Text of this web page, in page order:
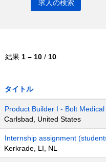
結果 1 – 10 / 10
タイトル
Product Builder I - Bolt Medical
Carlsbad, United States
Internship assignment
Kerkrade, LI, NL